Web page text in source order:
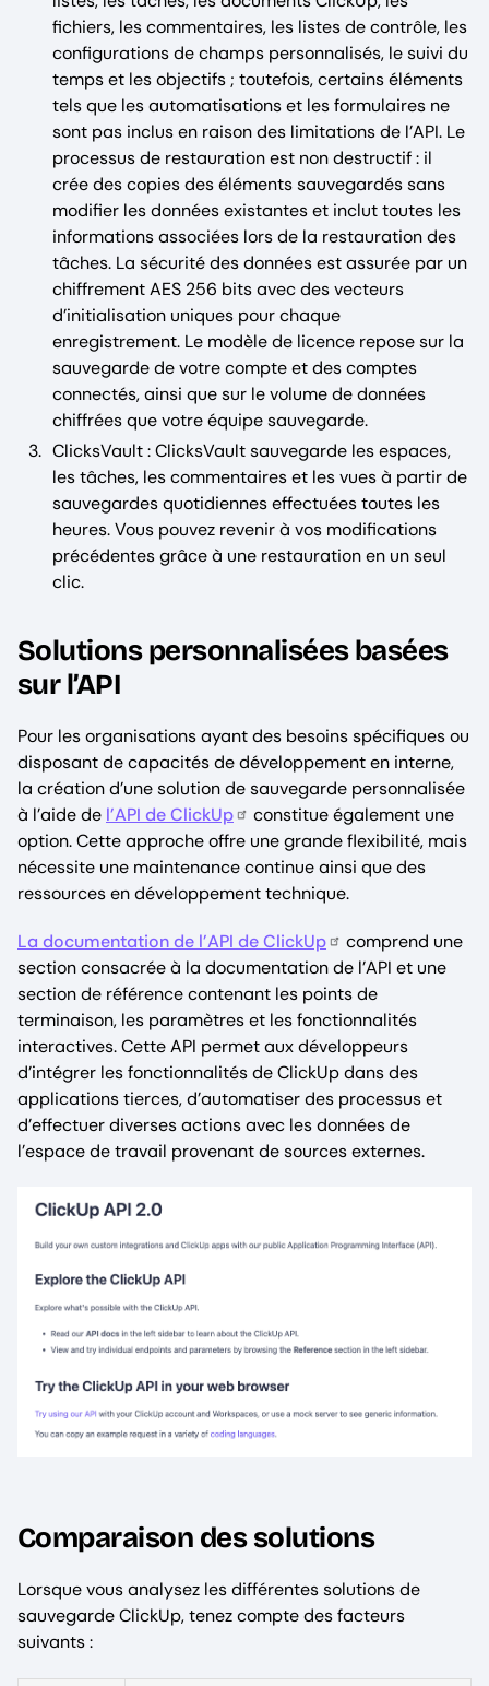
fichiers, les commentaires, les listes de contrôle, les
configurations de champs personnalisés, le suivi du
temps et les objectifs ; toutefois, certains éléments
tels que les automatisations et les formulaires ne
sont pas inclus en raison des limitations de l’API. Le
processus de restauration est non destructif : il
crée des copies des éléments sauvegardés sans
modifier les données existantes et inclut toutes les
informations associées lors de la restauration des
tâches. La sécurité des données est assurée par un
chiffrement AES 256 bits avec des vecteurs
d’initialisation uniques pour chaque
enregistrement. Le modèle de licence repose sur la
sauvegarde de votre compte et des comptes
connectés, ainsi que sur le volume de données
chiffrées que votre équipe sauvegarde. ‍
ClicksVault : ClicksVault sauvegarde les espaces,
les tâches, les commentaires et les vues à partir de
sauvegardes quotidiennes effectuées toutes les
heures. Vous pouvez revenir à vos modifications
précédentes grâce à une restauration en un seul
clic.
Solutions personnalisées basées
sur l’API
Pour les organisations ayant des besoins spécifiques ou
disposant de capacités de développement en interne,
la création d’une solution de sauvegarde personnalisée
à l’aide de l’API de ClickUp
constitue également une
option. Cette approche offre une grande flexibilité, mais
nécessite une maintenance continue ainsi que des
ressources en développement technique.
La documentation de l’API de ClickUp
comprend une
section consacrée à la documentation de l’API et une
section de référence contenant les points de
terminaison, les paramètres et les fonctionnalités
interactives. Cette API permet aux développeurs
d’intégrer les fonctionnalités de ClickUp dans des
applications tierces, d’automatiser des processus et
d’effectuer diverses actions avec les données de
l’espace de travail provenant de sources externes.
Comparaison des solutions
Lorsque vous analysez les différentes solutions de
sauvegarde ClickUp, tenez compte des facteurs
suivants :